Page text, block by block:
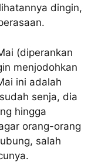
dingin,
(diperankan
menjodohkan
ini adalah
senja, dia
hingga
orang-orang
salah